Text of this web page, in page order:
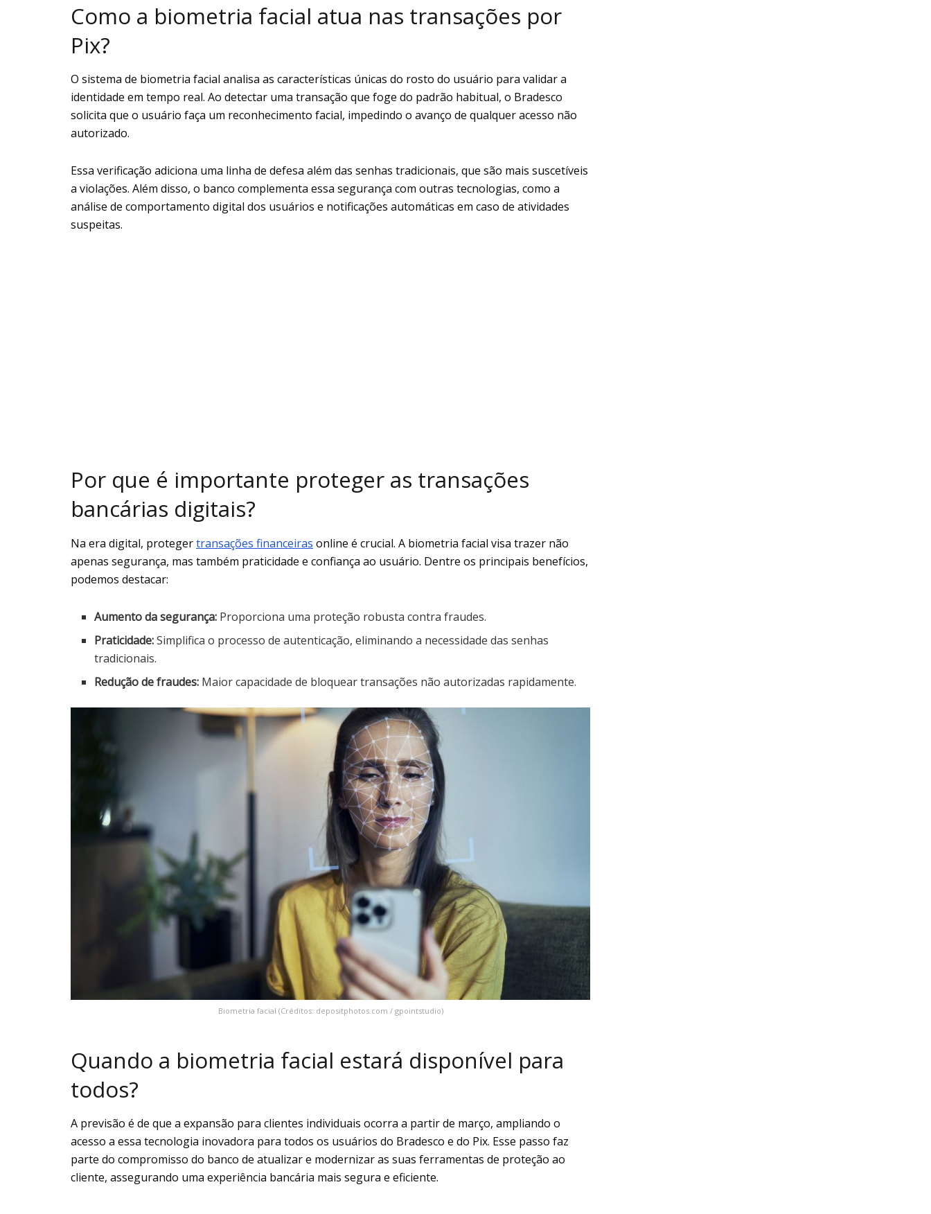
Como a biometria facial atua nas transações por
Pix?
O sistema de biometria facial analisa as características únicas do rosto do usuário para validar a
identidade em tempo real. Ao detectar uma transação que foge do padrão habitual, o Bradesco
solicita que o usuário faça um reconhecimento facial, impedindo o avanço de qualquer acesso não
autorizado.
Essa verificação adiciona uma linha de defesa além das senhas tradicionais, que são mais suscetíveis
a violações. Além disso, o banco complementa essa segurança com outras tecnologias, como a
análise de comportamento digital dos usuários e notificações automáticas em caso de atividades
suspeitas.
Por que é importante proteger as transações
bancárias digitais?
Na era digital, protegertransações financeiras online é crucial. A biometria facial visa trazer não
apenas segurança, mas também praticidade e confiança ao usuário. Dentre os principais benefícios,
podemos destacar:
Aumento da segurança: Proporciona uma proteção robusta contra fraudes.
Praticidade:Simplifica o processo de autenticação, eliminando a necessidade das senhas
tradicionais.
Redução de fraudes: Maior capacidade de bloquear transações não autorizadas rapidamente.
Biometria facial (Créditos: depositphotos.com / gpointstudio)
Quando a biometria facial estará disponível para
todos?
A previsão é de que a expansão para clientes individuais ocorra a partir de março, ampliando o
acesso a essa tecnologia inovadora para todos os usuários do Bradesco e do Pix. Esse passo faz
parte do compromisso do banco de atualizar e modernizar as suas ferramentas de proteção ao
cliente, assegurando uma experiência bancária mais segura e eficiente.